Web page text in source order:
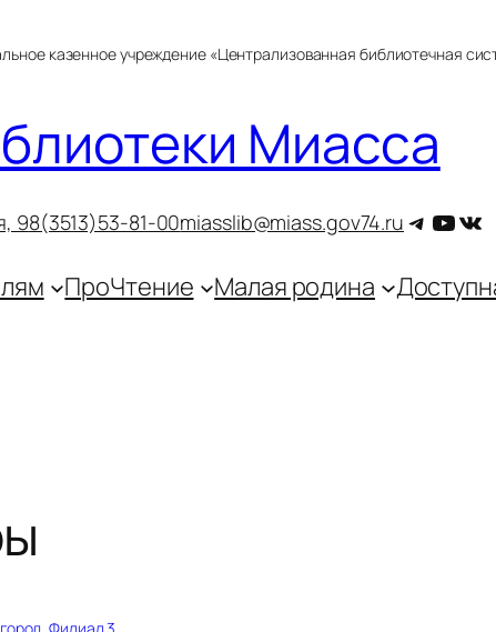
казенное учреждение «Централизованная библиотечная
Миасса
98(3513)53-81-00miasslib@miass.gov74.ru Telegram
ПроЧтение Малая родина
, Филиал 3